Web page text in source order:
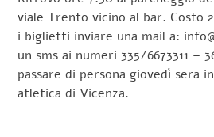
viale Trento vicino al bar. Costo
i biglietti inviare una mail a:
un sms ai numeri 335/6673311 –
passare di persona giovedì sera
atletica di Vicenza.